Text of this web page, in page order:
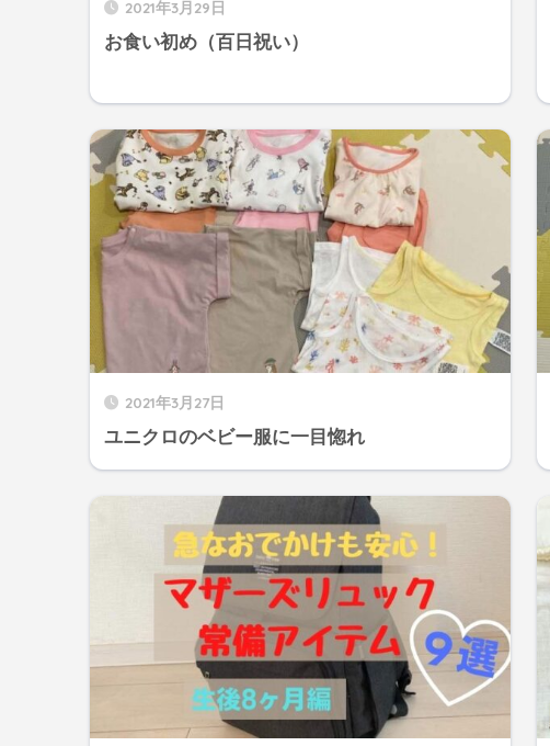
2021年3月29日
お食い初め（百日祝い）
2021年3月27日
ユニクロのベビー服に一目惚れ